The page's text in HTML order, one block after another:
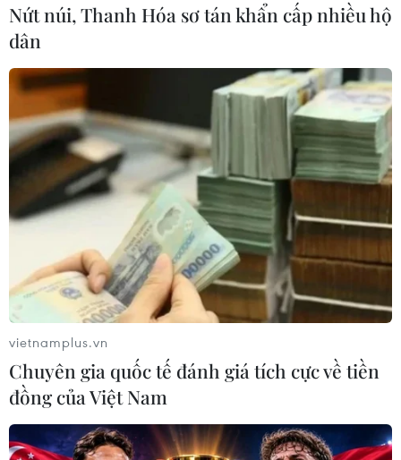
Góp ý hoàn thiện pháp luật về phòng,
chống mua bán người
04/04/2023 07:47
Sau hơn 10 năm thi hành, Luật phòng, chống mua bán
người đã bộc lộ một số bất cập, hạn chế, dẫn đến giảm
hiệu quả của công tác phòng, ngừa và đấu tranh chống
mua bán người.
Nứt núi, Thanh Hóa sơ tán khẩn cấp nhiều hộ
dân
vietnamplus.vn
Chuyên gia quốc tế đánh giá tích cực về tiền
đồng của Việt Nam